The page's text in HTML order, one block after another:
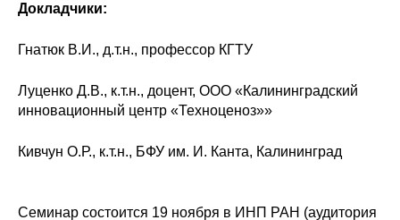
Публикации
Научная жизнь
Проблемы прогнозирования
Докладчики:
Гнатюк В.И., д.т.н., профессор КГТУ
Луценко Д.В., к.т.н., доцент, ООО «Калининградский
инновационный центр «Техноценоз»»
Кивчун О.Р., к.т.н., БФУ им. И. Канта, Калининград
Семинар состоится 19 ноября в ИНП РАН (аудитория